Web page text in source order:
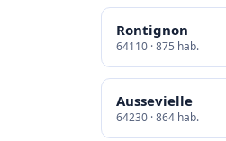
Rontignon
64110 · 875 hab.
Aussevielle
64230 · 864 hab.